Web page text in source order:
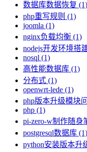
数据库数据恢复 (1)
php重写规则 (1)
joomla (1)
nginx负载均衡 (1)
nodejs开发环境搭
nosql (1)
高性能数据库 (1)
分布式 (1)
openwrt-lede (1)
php版本升级模块
php (1)
pi-zero-w制作随身
postgresql数据库 (1)
python安装版本升